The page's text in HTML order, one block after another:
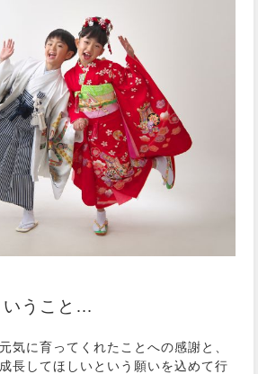
いうこと…
気に育ってくれたことへの感謝と、
長してほしいという願いを込めて行